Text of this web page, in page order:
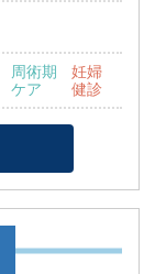
周術期
ケア
妊婦
健診